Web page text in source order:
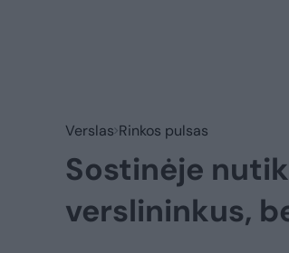
Verslas Rinkos pulsas
Sostinėje
verslininkus,